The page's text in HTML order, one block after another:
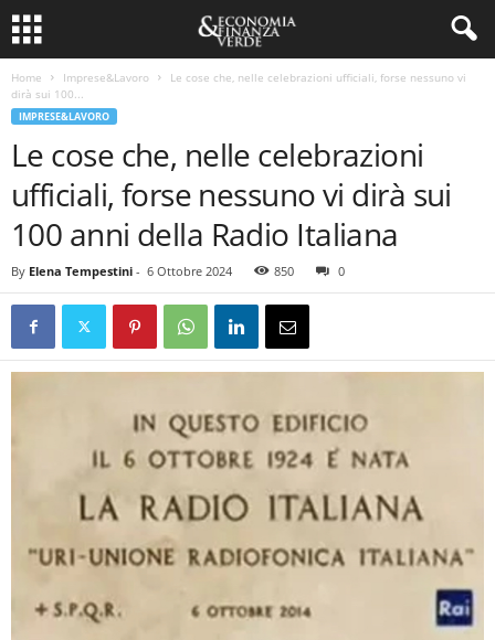
Home Imprese&Lavoro
Le cose che, nelle celebrazioni ufficiali, forse nessuno vi
dirà sui 100...
IMPRESE&LAVORO
Le cose che, nelle celebrazioni
ufficiali, forse nessuno vi dirà sui
100 anni della Radio Italiana
By Elena Tempestini - 6 Ottobre 2024 850 0